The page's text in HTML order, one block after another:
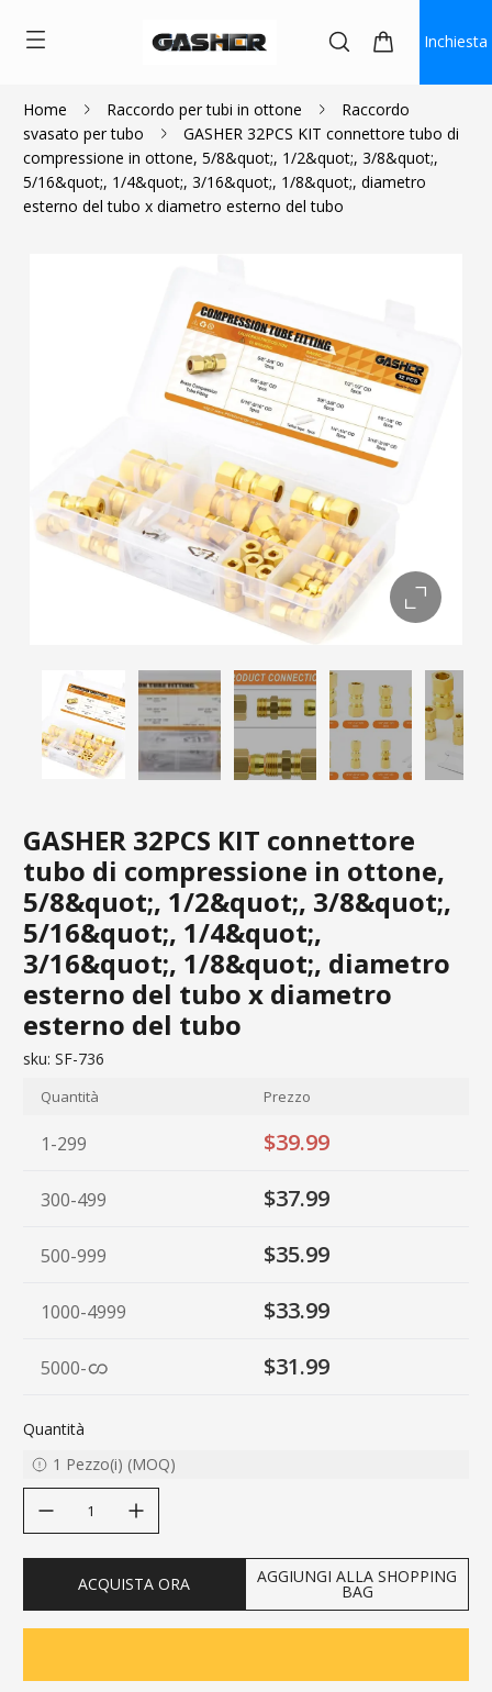
Inchiesta
Home Raccordo per tubi in ottone
Raccordo
svasato per tubo
GASHER 32PCS KIT connettore tubo di
compressione in ottone, 5/8&quot;, 1/2&quot;, 3/8&quot;,
5/16&quot;, 1/4&quot;, 3/16&quot;, 1/8&quot;, diametro
esterno del tubo x diametro esterno del tubo
GASHER 32PCS KIT connettore
tubo di compressione in ottone,
5/8&quot;, 1/2&quot;, 3/8&quot;,
5/16&quot;, 1/4&quot;,
3/16&quot;, 1/8&quot;, diametro
esterno del tubo x diametro
esterno del tubo
$44.43 $39.99
sku: SF-736
Quantità Prezzo
1-299 $39.99
300-499 $37.99
500-999 $35.99
1000-4999 $33.99
5000- $31.99
Quantità
1 Pezzo(i) (MOQ)
ACQUISTA ORA AGGIUNGI ALLA SHOPPING
BAG